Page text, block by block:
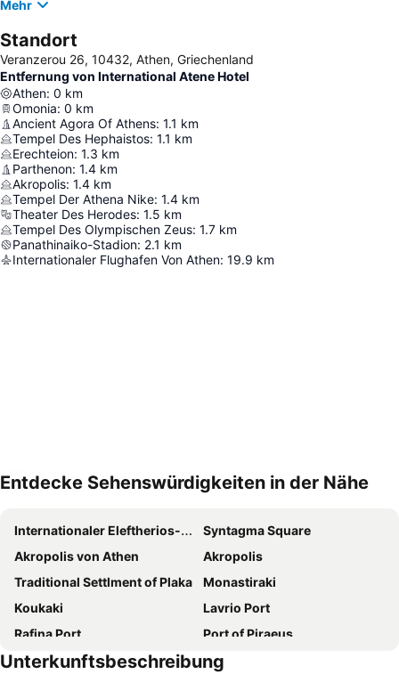
Mehr
Standort
Veranzerou 26, 10432, Athen, Griechenland
Entfernung von International Atene Hotel
Athen: 0 km
Omonia: 0 km
Ancient Agora Of Athens: 1.1 km
Tempel Des Hephaistos: 1.1 km
Erechteion: 1.3 km
Parthenon: 1.4 km
Akropolis: 1.4 km
Tempel Der Athena Nike: 1.4 km
Theater Des Herodes: 1.5 km
Tempel Des Olympischen Zeus: 1.7 km
Panathinaiko-Stadion: 2.1 km
Internationaler Flughafen Von Athen: 19.9 km
Entdecke Sehenswürdigkeiten in der Nähe
Internationaler Eleftherios-Venizelos-Flughafen Athen
Syntagma Square
Akropolis von Athen
Akropolis
Traditional Settlment of Plaka
Monastiraki
Koukaki
Lavrio Port
Rafina Port
Port of Piraeus
Vouliagmeni Beach
Kolonaki
Unterkunftsbeschreibung